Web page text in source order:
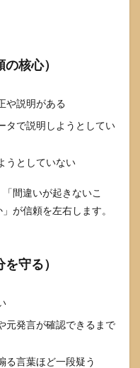
核心）
や説明がある
タで説明しようとしてい
うとしていない
間違いが起きないこ
が信頼を左右します。
守る）
元発言が確認できるまで
る言葉ほど一段疑う